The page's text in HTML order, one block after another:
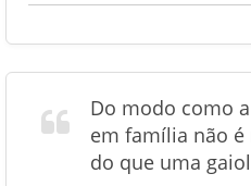
Do modo como
em família não
do que uma